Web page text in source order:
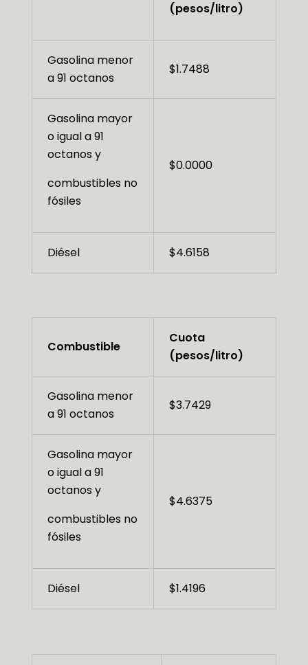
(pesos/litro)
Gasolina menor
a 91 octanos
$1.7488
Gasolina mayor
o igual a 91
octanos y
combustibles no
fósiles
$0.0000
Diésel $4.6158
Combustible
Cuota
(pesos/litro)
Gasolina menor
a 91 octanos
$3.7429
Gasolina mayor
o igual a 91
octanos y
combustibles no
fósiles
$4.6375
Diésel $1.4196